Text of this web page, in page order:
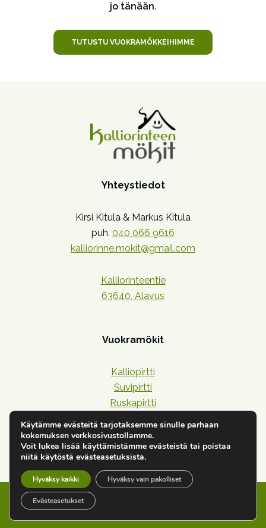
jo tänään.
TUTUSTU VUOKRAMÖKKEIHIMME
Yhteystiedot
Kirsi Kitula & Markus Kitula
puh. 040 066 9616
kalliorinne.mokit@gmail.com
Kalliorinteentie
63640, Alavus
Vuokramökit
Kalliopirtti
Suvipirtti
Ruskapirtti
Havupirtti
Copyright © 2024 Kalliorinteen Mökit |
Käytämme evästeitä tarjotaksemme sinulle parhaan
kokemuksen verkkosivustollamme.
Voit lukea lisää käyttämistämme evästeistä tai poistaa
niitä käytöstä evästeasetuksista.
Hyväksy kaikki Hyväksy vain pakolliset
Evästeasetukset